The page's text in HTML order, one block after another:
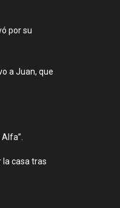
por su
a Juan, que
la casa tras